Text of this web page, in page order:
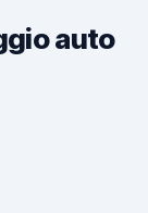
auto